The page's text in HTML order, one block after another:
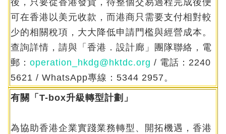
後，只要從香港發貨，待整個交易過程完成後便
可在香港以美元收款，而港商只需要支付相對較
少的相關稅項，大大降低申請門檻與經營成本。
查詢詳情，請與「香港．設計廊」團隊聯絡，電
郵： operation_hkdg@hktdc.org / 電話：2240
5621 / WhatsApp專線：5344 2957。
有關「T-box升級轉型計劃」
為協助香港企業實踐業務轉型、開拓機遇，香港